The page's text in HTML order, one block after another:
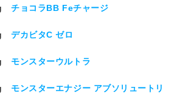
チョコラBB Feチャージ
デカビタC ゼロ
モンスターウルトラ
モンスターエナジー アブソリュートリ